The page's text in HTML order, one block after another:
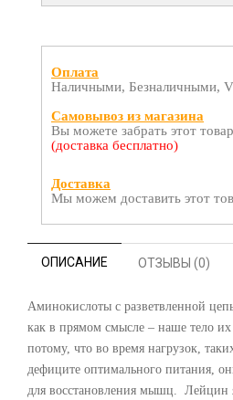
Оплата
Наличными, Безналичными,
Самовывоз из магазина
Вы можете забрать этот
(доставка бесплатно)
Доставка
Мы можем доставить этот
ОПИСАНИЕ ОТЗЫВЫ (0)
Аминокислоты с разветвленной
как в прямом смысле – наше тело
потому, что во время нагрузок,
дефиците оптимального питания,
для восстановления мышц. Лейцин